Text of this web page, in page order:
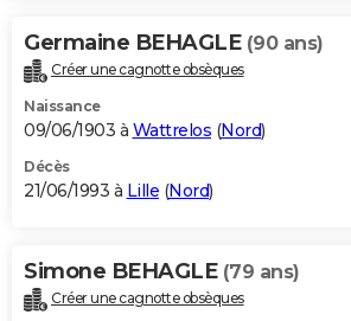
Germaine BEHAGLE (90 ans)
Créer une cagnotte obsèques
Naissance
09/06/1903 à Wattrelos (Nord)
Décès
21/06/1993 à Lille (Nord)
Simone BEHAGLE (79 ans)
Créer une cagnotte obsèques